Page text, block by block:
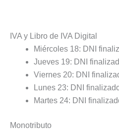
IVA y Libro de IVA Digital
Miércoles 18: DNI
Jueves 19: DNI
Viernes 20: DNI
Lunes 23: DNI
Martes 24: DNI
Monotributo